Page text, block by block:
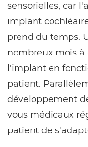
sensorielles, car
implant
prend du temps.
nombreux mois à
l'implant en
patient.
développement
vous médicaux
patient de